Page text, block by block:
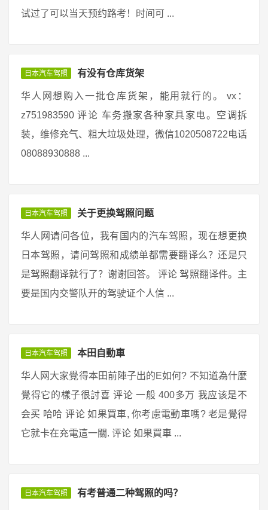
试过了可以当天预约路考！时间可 ...
日本汽车驾照 有没有仓库货架
华人网想购入一批仓库货架，能用就行的。 vx：
z751983590 评论 车务搬家各种家具家电。空调拆
装，维修充气、粗大垃圾处理，微信1020508722电话
08088930888 ...
日本汽车驾照 关于更换驾照问题
华人网请问各位，我有国内的汽车驾照，现在想更换
日本驾照，请问驾照和成绩单都需要翻译么？还是只
是驾照翻译就行了？谢谢回答。 评论 驾照翻译件。主
要是国内交警队开的驾驶证个人信 ...
日本汽车驾照 本田自動車
华人网大家覺得本田前陣子出的E如何? 不知道為什麼
覺得它的樣子很討喜 评论 一般 400多万 我应该是不
会买 哈哈 评论 如果買車, 你考慮電動車嗎? 老是覺得
它就卡在充電這一關. 评论 如果買車 ...
日本汽车驾照 有考普通二种驾照的吗？